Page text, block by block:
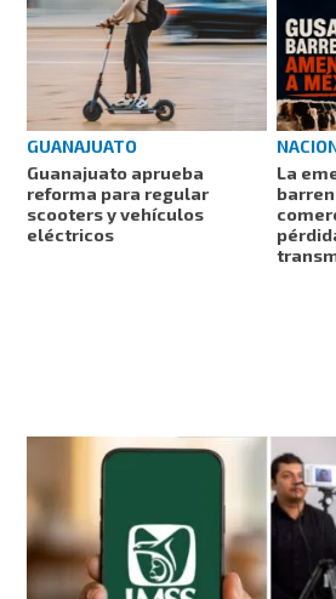
GUANAJUATO
Guanajuato aprueba
reforma para regular
scooters y vehículos
eléctricos
La